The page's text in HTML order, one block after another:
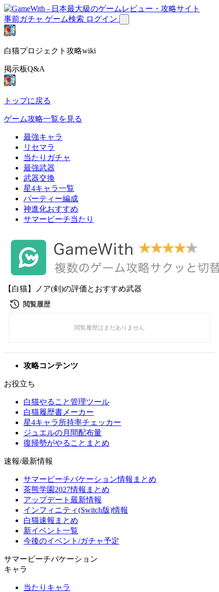
事前ガチャ ゲーム検索 ログイン
白猫プロジェクト攻略wiki
掲示板Q&A
トップに戻る
ゲーム攻略一覧を見る
最強キャラ
リセマラ
当たりガチャ
最強武器
武器交換
星4キャラ一覧
パーティー編成
神進化おすすめ
サマービーチ当たり
【白猫】ノア(剣)の評価とおすすめ武器
攻略コンテンツ
お役立ち
白猫やること管理ツール
白猫履歴書メーカー
星4キャラ所持率チェッカー
ジュエルの月間配布量
復帰勢がやることまとめ
速報/最新情報
サマービーチバケーション情報まとめ
茶熊学園2027情報まとめ
アップデート最新情報
インフィニティ(Switch版)情報
白猫速報まとめ
新イベント一覧
今後のイベント/ガチャ予定
サマービーチバケーション
キャラ
当たりキャラ